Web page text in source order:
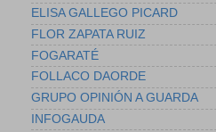
ELISA GALLEGO PICARD
FLOR ZAPATA RUIZ
FOGARATÉ
FOLLACO DAORDE
GRUPO OPINIÓN A GUARDA
INFOGAUDA